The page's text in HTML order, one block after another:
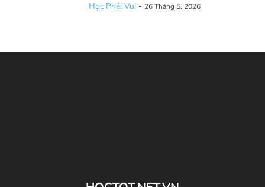
Học Phải Vui - 26 Tháng 5, 2026